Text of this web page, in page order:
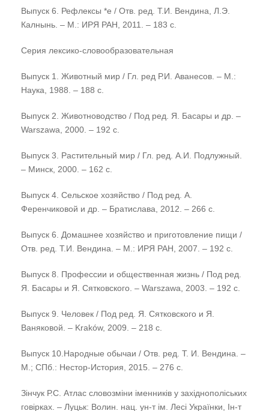
Выпуск 6. Рефлексы *e / Отв. ред. Т.И. Вендина, Л.Э.
Калнынь. – М.: ИРЯ РАН, 2011. – 183 с.
Серия лексико-словообразовательная
Выпуск 1. Животный мир / Гл. ред Р.И. Аванесов. – М.:
Наука, 1988. – 188 с.
Выпуск 2. Животноводство / Под ред. Я. Басары и др. –
Warszawa, 2000. – 192 с.
Выпуск 3. Растительный мир / Гл. ред. А.И. Подлужный.
– Минск, 2000. – 162 с.
Выпуск 4. Сельское хозяйство / Под ред. А.
Ференчиковой и др. – Братислава, 2012. – 266 с.
Выпуск 6. Домашнее хозяйство и приготовление пищи /
Отв. ред. Т.И. Вендина. – М.: ИРЯ РАН, 2007. – 192 с.
Выпуск 8. Профессии и общественная жизнь / Под ред.
Я. Басары и Я. Сятковского. – Warszawa, 2003. – 192 с.
Выпуск 9. Человек / Под ред. Я. Сятковского и Я.
Ваняковой. – Kraków, 2009. – 218 с.
Выпуск 10.Народные обычаи / Отв. ред. Т. И. Вендина. –
М.; СПб.: Нестор-История, 2015. – 276 с.
Зінчук Р.С. Атлас словозміни іменників у західнополіських
говірках. – Луцьк: Волин. нац. ун-т ім. Лесі Українки, Ін-т